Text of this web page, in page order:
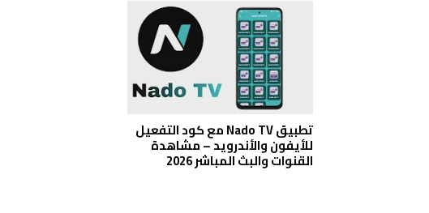
تطبيق Nado TV مع كود التفعيل
للأيفون والأندرويد – مشاهدة
القنوات والبث المباشر 2026